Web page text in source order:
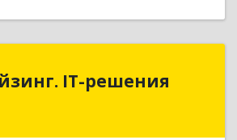
IT-решения
IT-решения